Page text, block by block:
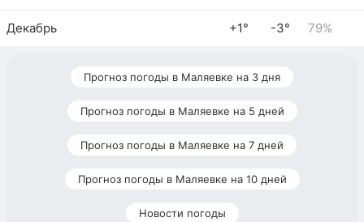
Декабрь +1° -3° 79%
Прогноз погоды в Маляевке на 3 дня
Прогноз погоды в Маляевке на 5 дней
Прогноз погоды в Маляевке на 7 дней
Прогноз погоды в Маляевке на 10 дней
Новости погоды